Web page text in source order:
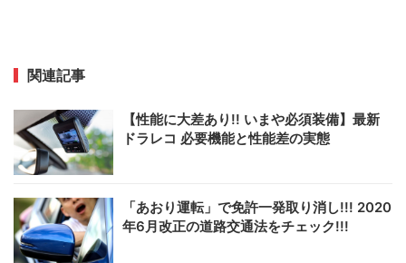
関連記事
【性能に大差あり!! いまや必須装備】最新
ドラレコ 必要機能と性能差の実態
「あおり運転」で免許一発取り消し!!! 2020
年6月改正の道路交通法をチェック!!!